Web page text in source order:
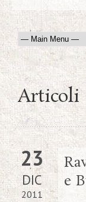
Articoli
23
DIC
2011
e